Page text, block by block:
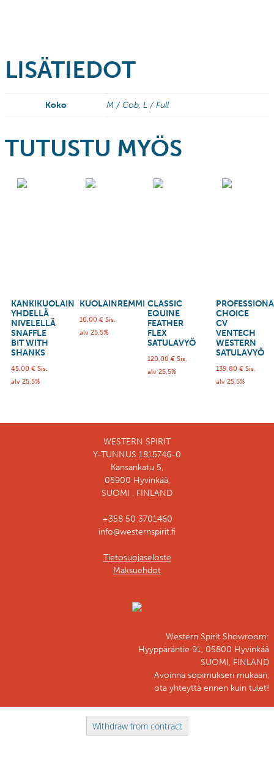
LISÄTIEDOT
Koko M / Cob, L / Full
TUTUSTU MYÖS
KANKIKUOLAIN
YHDELLÄ
NIVELELLÄ
SNAFFLE
BIT WITH
SHANKS
45,00 € Sis.
alv 25,5%
KUOLAINREMMI
10,00 € Sis.
alv 25,5%
CLASSIC
EQUINE
FEATHER
FLEX
SATULAVYÖ
120,00€ Sis.
alv 25,5%
CHOICE
CV
VENTECH
WESTERN
SATULAVYÖ
139,80 € Sis.
alv 25,5%
WESTERN SPIRIT
Y-TUNNUS 1815746-0
Kansankatu 5,
05900 Hyvinkää,
SUOMI , FINLAND
+358 50 3701460
info@westernspirit.fi
Tietosuojaseloste
Maksuehdot
Western Spirit Showroom:
Hyyppäräntie 91, 05800 Hyvinkää
SUOMI, FINLAND
Avoinna sopimuksen mukaan,
ota yhteyttä ennen kuin tulet!
Withdraw from contract